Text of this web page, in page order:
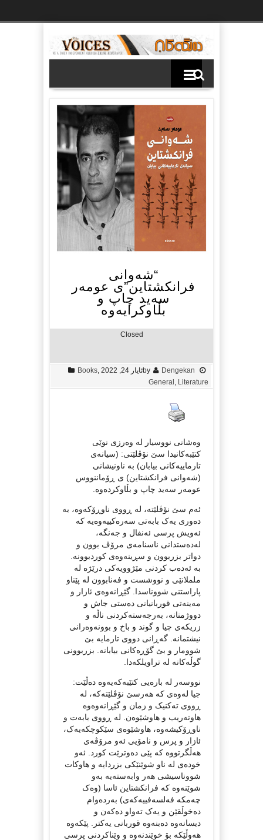
“شەوانی
فرانکشتاین”ی عومەر
سەید چاپ و
بڵاوکرایەوە
Closed
by Dengekan ئایار 24, 2022 Books
General Literature
وەشانی نووسیار لە وەرزی نوێی
کتێبەکانیدا‌ سێ نۆڤلێتی: (سیانەی
تارماییەکانی بیابان) بە ناونیشانی
(شەوانی فرانکشتاین) ی ڕۆماننووس
عومەر سەید چاپ و بڵاوکردەوە.
ئەم سێ نۆڤلێتە، لە ڕووی ناوڕۆکەوە، بە
دەوری یەک بابەتی سەرەکییەوەیە کە
ئەویش پرسی ئەنفال و جەنگە،
لەدەستدانی ناسنامەی مرۆڤ بوون و
دواتر بزربوون و سڕینەوەی کوردبوونە.
بە ئەدەب کردنی مێژوویەکی درێژە لە
ململانێی و نووشست و فەنابوون لە پێناو
پاراستنی شووناسدا. گێڕانەوەی ئازار و
مەینەتی قوربانیانی دەستی جاش و
دووژمنانە، بەرجەستەکردنی ناڵە و
زریکەی چیا و گوند و باخ و بوونەوەرانی
نیشتمانە. گەڕانی دووی تارمایە بێ
شوومار و بێ گۆڕەکانی بیابانە. بزربوونی
گوڵەکانە لە تراویلکەدا.
نووسەر لە بارەیی کتێبەکەیەوە دەڵێت:
جیا لەوەی کە هەرسێ نۆڤلێتەکە، لە
ڕووی تەکنیک و زمان و گێڕانەوەوە
هاوتەریب و هاوشێوەن. لە ڕووی بابەت و
ناوڕۆکیشەوە، هاوشێوەی سێکوچکەیەک،
ئازار و پرس و نامۆیی ئەو مرۆڤەی
هەڵگرتووە کە پێی دەوترێت کورد. ئەو
خودەی لە ناو شوێنێکی بزردایە و هاوکات
شووناسیشی هەر وابەستەیە بەو
شوێنەوە کە فرانکشتاین ئاسا (وەک
چەمکە فەلسەفییەکەی) بەردەوام
دەخوڵقێن و یەک تەواو دەکەن و
دیسانەوە دەبنەوە قوربانی یەکتر. پێکەوە
هەوڵێکە بۆ خوێندنەوە و وێناکردنی پرسی